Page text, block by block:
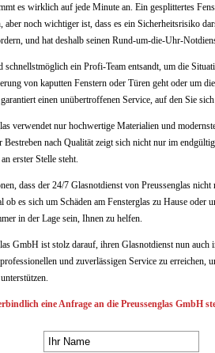
es wirklich auf jede Minute an. Ein gesplittertes
aber noch wichtiger ist, dass es ein Sicherheitsrisiko
und hat deshalb seinen Rund-um-die-Uhr-
ein Profi-Team entsandt, um die
von kaputten Fenstern oder Türen geht oder um
einen unübertroffenen Service, auf den Sie
verwendet nur hochwertige Materialien und
Bestreben nach Qualität zeigt sich nicht nur im
erster Stelle steht.
dass der 24/7 Glasnotdienst von Preussenglas
ob es sich um Schäden am Fensterglas zu Hause
in der Lage sein, Ihnen zu helfen.
GmbH ist stolz darauf, ihren Glasnotdienst nun
und zuverlässigen Service zu erreichen,
eine Anfrage an die Preussenglas GmbH